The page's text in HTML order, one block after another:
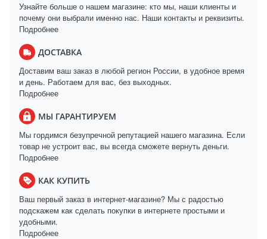
Узнайте больше о нашем магазине: кто мы, наши клиенты и
почему они выбрали именно нас. Наши контакты и реквизиты.
Подробнее
ДОСТАВКА
Доставим ваш заказ в любой регион России, в удобное время
и день. Работаем для вас, без выходных.
Подробнее
МЫ ГАРАНТИРУЕМ
Мы гордимся безупречной репутацией нашего магазина. Если
товар не устроит вас, вы всегда сможете вернуть деньги.
Подробнее
КАК КУПИТЬ
Ваш первый заказ в интернет-магазине? Мы с радостью
подскажем как сделать покупки в интернете простыми и
удобными.
Подробнее